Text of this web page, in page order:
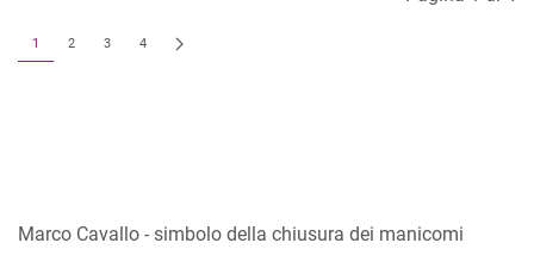
1 2 3 4
Marco Cavallo - simbolo della chiusura dei manicomi